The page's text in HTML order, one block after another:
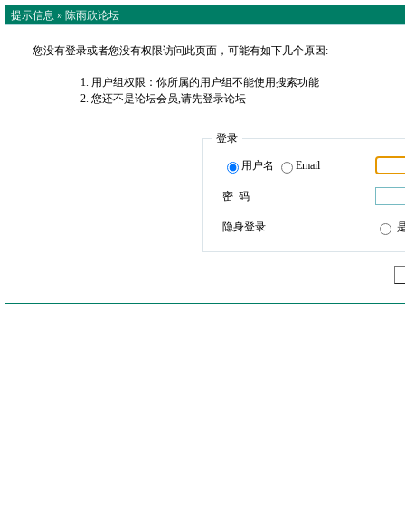
提示信息 » 陈雨欣论坛
您没有登录或者您没有权限访问此页面，可能有如下几个原因:
用户组权限：你所属的用户组不能使用搜索功能
您还不是论坛会员,请先登录论坛
登录
用户名 Email
密 码
隐身登录